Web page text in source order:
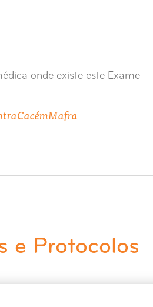
onde existe este Exame
CacémMafra
e Protocolos